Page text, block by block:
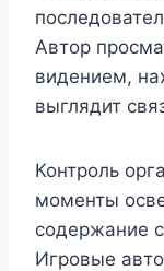
Автор
видением,
выглядит
Контроль
моменты
содержание
Игровые